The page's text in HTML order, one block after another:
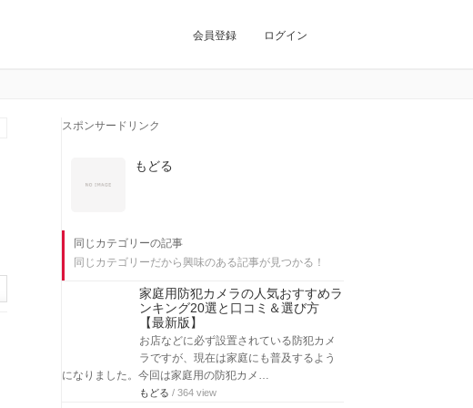
会員登録 ログイン
スポンサードリンク
もどる
同じカテゴリーの記事
同じカテゴリーだから興味のある記事が見つかる！
家庭用防犯カメラの人気おすすめラ
ンキング20選と口コミ＆選び方
【最新版】
お店などに必ず設置されている防犯カメ
ラですが、現在は家庭にも普及するよう
になりました。今回は家庭用の防犯カメ…
もどる / 364 view